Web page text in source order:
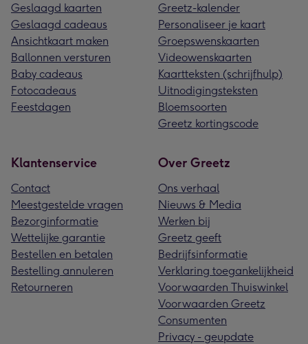
Geslaagd kaarten
Geslaagd cadeaus
Ansichtkaart maken
Ballonnen versturen
Baby cadeaus
Fotocadeaus
Feestdagen
Greetz-kalender
Personaliseer je kaart
Groepswenskaarten
Videowenskaarten
Kaartteksten (schrijfhulp)
Uitnodigingsteksten
Bloemsoorten
Greetz kortingscode
Klantenservice
Contact
Meestgestelde vragen
Bezorginformatie
Wettelijke garantie
Bestellen en betalen
Bestelling annuleren
Retourneren
Over Greetz
Ons verhaal
Nieuws & Media
Werken bij
Greetz geeft
Bedrijfsinformatie
Verklaring toegankelijkheid
Voorwaarden Thuiswinkel
Voorwaarden Greetz
Consumenten
Privacy - geupdate